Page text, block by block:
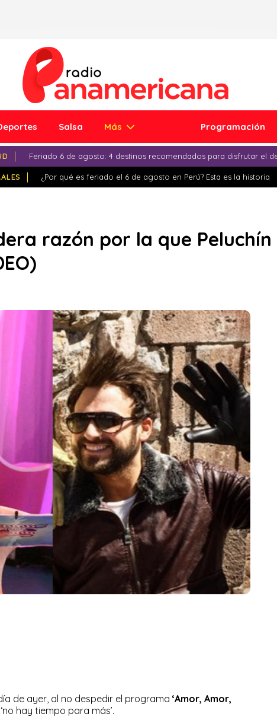
Salsa Más Programación
Feriado 6 de agosto: 4 destinos recomendados para disfrutar el
¿Por qué es feriado el 6 de agosto en Perú? Esta es la historia
razón por la que
de ayer, al no despedir el programa ‘Amor, Amor,
hay tiempo para más’.